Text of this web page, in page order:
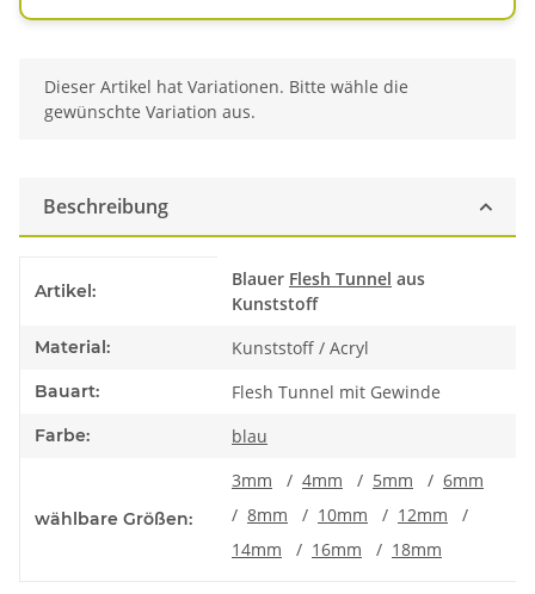
x
Dieser Artikel hat Variationen. Bitte wähle die
gewünschte Variation aus.
Beschreibung
Artikel:
Blauer Flesh Tunnel aus
Kunststoff
Material: Kunststoff / Acryl
Bauart: Flesh Tunnel mit Gewinde
Farbe: blau
wählbare Größen:
3mm / 4mm / 5mm / 6mm
/ 8mm / 10mm / 12mm
/
14mm
/ 16mm / 18mm